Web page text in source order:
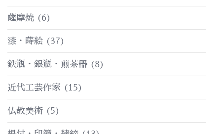
薩摩焼 (6)
漆・蒔絵 (37)
鉄瓶・銀瓶・煎茶器 (8)
近代工芸作家 (15)
仏教美術 (5)